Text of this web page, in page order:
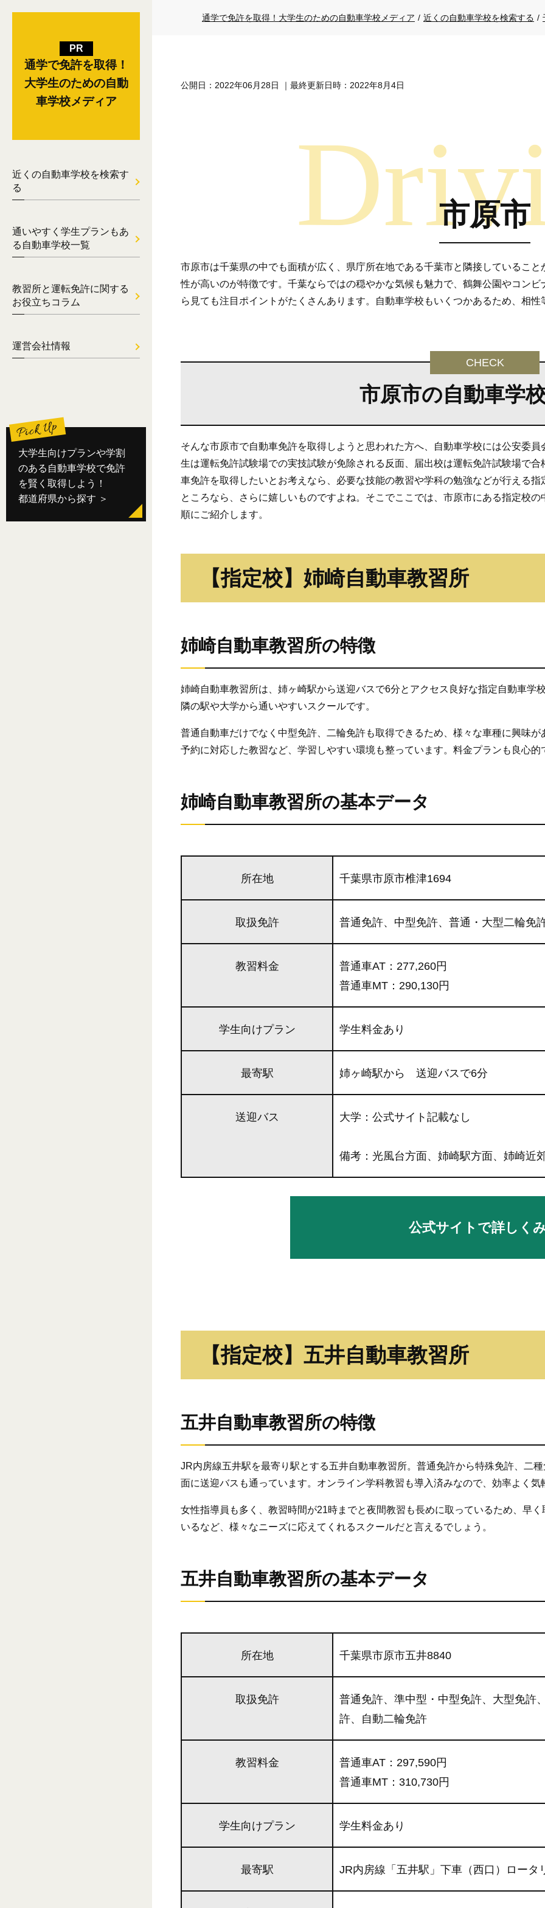
通学で免許を取得！
大学生のための自動
車学校メディア
近くの自動車学校を検索す
る
通いやすく学生プランもあ
る自動車学校一覧
教習所と運転免許に関する
お役立ちコラム
運営会社情報
大学生向けプランや学割
のある自動車学校で免許
を賢く取得しよう！
都道府県から探す ＞
通学で免許を取得！大学生のための自動車学校メディア / 近くの自動車学校を検索する /
公開日：2022年06月28日 ｜最終更新日時：2022年8月4日
市原市
市原市は千葉県の中でも面積が広く、県庁所在地である千葉市と隣接しているこ
性が高いのが特徴です。千葉ならではの穏やかな気候も魅力で、鶴舞公園やコン
ら見ても注目ポイントがたくさんあります。自動車学校もいくつかあるため、相
市原市の自動車学
そんな市原市で自動車免許を取得しようと思われた方へ、自動車学校には公安委
生は運転免許試験場での実技試験が免除される反面、届出校は運転免許試験場で
車免許を取得したいとお考えなら、必要な技能の教習や学科の勉強などが行える
ところなら、さらに嬉しいものですよね。そこでここでは、市原市にある指定校
順にご紹介します。
【指定校】姉崎自動車教習所
姉崎自動車教習所の特徴
姉崎自動車教習所は、姉ヶ崎駅から送迎バスで6分とアクセス良好な指定自動車学
隣の駅や大学から通いやすいスクールです。
普通自動車だけでなく中型免許、二輪免許も取得できるため、様々な車種に興味
予約に対応した教習など、学習しやすい環境も整っています。料金プランも良心
姉崎自動車教習所の基本データ
所在地 千葉県市原市椎津1694
取扱免許 普通免許、中型免許、普通・大型二輪免
教習料金
普通車AT：277,260円
普通車MT：290,130円
学生向けプラン 学生料金あり
最寄駅 姉ヶ崎駅から 送迎バスで6分
送迎バス 大学：公式サイト記載なし
備考：光風台方面、姉崎駅方面、姉崎近
公式サイトで詳しく
【指定校】五井自動車教習所
五井自動車教習所の特徴
JR内房線五井駅を最寄り駅とする五井自動車教習所。普通免許から特殊免許、二
面に送迎バスも通っています。オンライン学科教習も導入済みなので、効率よく気
女性指導員も多く、教習時間が21時までと夜間教習も長めに取っているため、早
いるなど、様々なニーズに応えてくれるスクールだと言えるでしょう。
五井自動車教習所の基本データ
所在地 千葉県市原市五井8840
取扱免許
普通免許、準中型・中型免許、大型免許
許、自動二輪免許
教習料金
普通車AT：297,590円
普通車MT：310,730円
学生向けプラン 学生料金あり
最寄駅 JR内房線「五井駅」下車（西口）ロー